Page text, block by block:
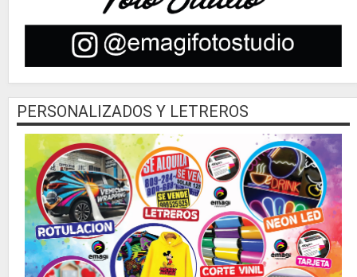
PERSONALIZADOS Y LETREROS